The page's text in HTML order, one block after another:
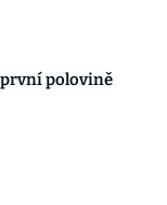
polovině